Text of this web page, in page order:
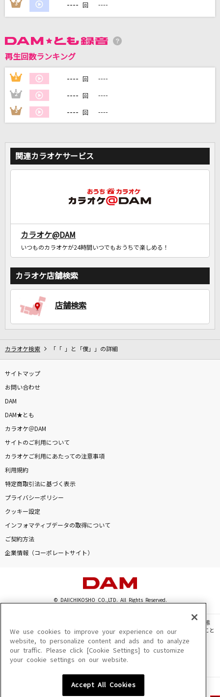
カラオケ最新情報をチェック！
3 ---- 回 ----
再生回数ランキング
1 ---- 回 ----
2 ---- 回 ----
3 ---- 回 ----
関連カラオケサービス
カラオケ@DAM
いつものカラオケが24時間いつでもおうちで楽しめる！
カラオケ店舗検索
店舗検索
カラオケ検索 「「 」と「僕」」の詳細
サイトマップ
お問い合わせ
DAM
DAM★とも
カラオケ＠DAM
サイトのご利用について
カラオケご利用にあたっての注意事項
利用規約
特定商取引法に基づく表示
プライバシーポリシー
クッキー設定
インフォマティブデータの取得について
ご契約方法
企業情報（コーポレートサイト）
© DAIICHIKOSHO CO.,LTD. All Rights Reserved.
このサイトに掲載されている一切の文章・画像・写真・動画・音声等を、手段や形態
を問わず、著作権法の定める範囲を超えて無断で複製、転載、ファイル化などすること
を禁じます。
楽曲及びコンテンツは、機種によりご利用いただけない場合があります。
楽曲及びコンテンツの配信日、配信内容が変更になる場合があります。
We use cookies to improve your experience on our
website, to personalize content and ads and to analyze
our traffic. Please click [Cookie Settings] to customize
your cookie settings on our website.
Accept All Cookies